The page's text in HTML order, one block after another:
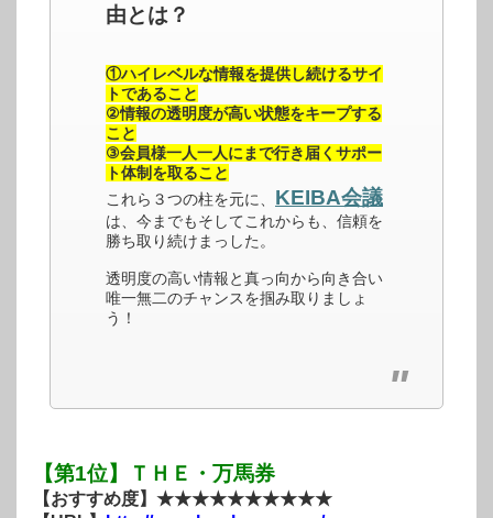
由とは？
①ハイレベルな情報を提供し続けるサイ
トであること
②情報の透明度が高い状態をキープする
こと
③会員様一人一人にまで行き届くサポー
ト体制を取ること
これら３つの柱を元に、 KEIBA会議
は、今までもそしてこれからも、信頼を
勝ち取り続けまっした。
透明度の高い情報と真っ向から向き合い
唯一無二のチャンスを掴み取りましょ
う！
【第1位】ＴＨＥ・万馬券
【おすすめ度】★★★★★★★★★★